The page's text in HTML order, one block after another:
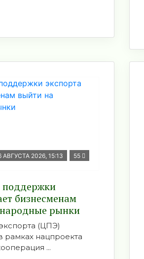
АВГУСТА 2026, 15:13 55
поддержки
бизнесменам
рынки
(ЦПЭ)
рамках нацпроекта
...